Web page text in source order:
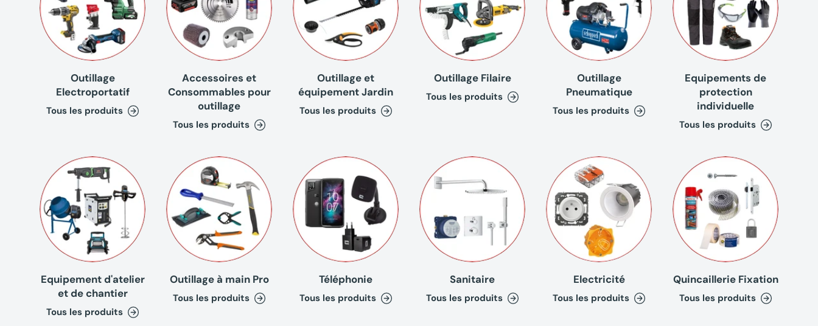
Outillage
Electroportatif
Tous les produits
Accessoires et
Consommables pour
outillage
Tous les produits
Outillage et
équipement Jardin
Tous les produits
Outillage Filaire
Tous les produits
Outillage
Pneumatique
Tous les produits
Equipements de
protection
individuelle
Tous les produits
Equipement d'atelier
et de chantier
Tous les produits
Outillage à main Pro
Tous les produits
Téléphonie
Tous les produits
Sanitaire
Tous les produits
Electricité
Tous les produits
Quincaillerie Fixation
Tous les produits